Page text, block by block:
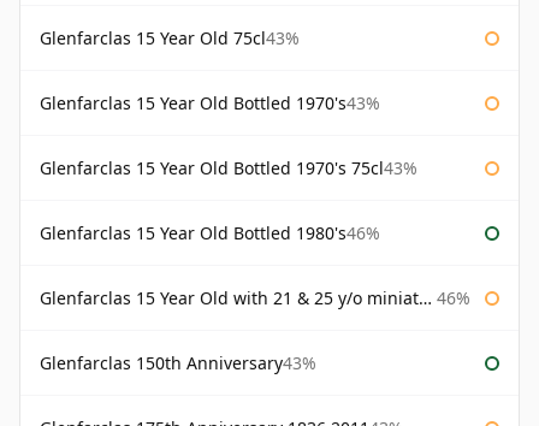
Glenfarclas 15 Year Old 75cl43%
Glenfarclas 15 Year Old Bottled 1970's43%
Glenfarclas 15 Year Old Bottled 1970's 75cl43%
Glenfarclas 15 Year Old Bottled 1980's46%
Glenfarclas 15 Year Old with 21 & 25 y/o miniatures 46%
Glenfarclas 150th Anniversary43%